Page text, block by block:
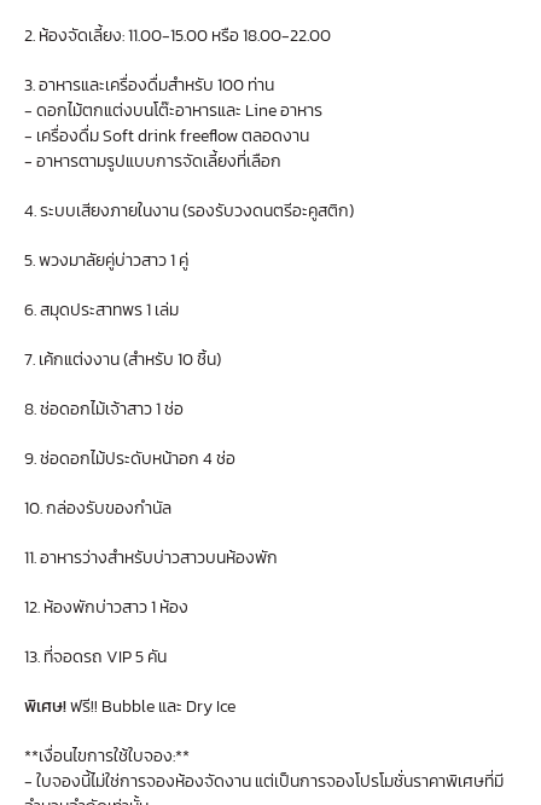
2. ห้องจัดเลี้ยง: 11.00-15.00 หรือ 18.00-22.00
3. อาหารและเครื่องดื่มสำหรับ 100 ท่าน
- ดอกไม้ตกแต่งบนโต๊ะอาหารและ Line อาหาร
- เครื่องดื่ม Soft drink freeflow ตลอดงาน
- อาหารตามรูปแบบการจัดเลี้ยงที่เลือก
4. ระบบเสียงภายในงาน (รองรับวงดนตรีอะคูสติก)
5. พวงมาลัยคู่บ่าวสาว 1 คู่
6. สมุดประสาทพร 1 เล่ม
7. เค้กแต่งงาน (สำหรับ 10 ชิ้น)
8. ช่อดอกไม้เจ้าสาว 1 ช่อ
9. ช่อดอกไม้ประดับหน้าอก 4 ช่อ
10. กล่องรับของกำนัล
11. อาหารว่างสำหรับบ่าวสาวบนห้องพัก
12. ห้องพักบ่าวสาว 1 ห้อง
13. ที่จอดรถ VIP 5 คัน
พิเศษ!ฟรี!! Bubble และ Dry Ice
**เงื่อนไขการใช้ใบจอง:**
- ใบจองนี้ไม่ใช่การจองห้องจัดงาน แต่เป็นการจองโปรโมชั่นราคาพิเศษที่มี